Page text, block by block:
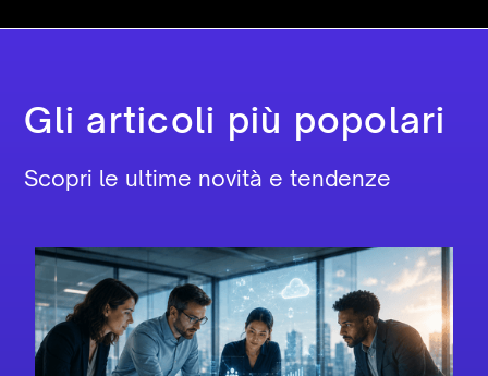
Gli articoli più popolari
Scopri le ultime novità e tendenze